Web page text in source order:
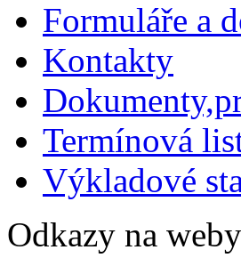
Formuláře a
Kontakty
Termínová
Výkladové
Odkazy na